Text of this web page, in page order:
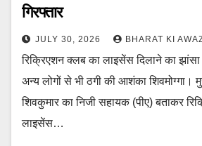
गिरफ्तार
JULY 30, 2026 BHARAT KI
रिक्रिएशन क्लब का लाइसेंस दिलाने का
अन्य लोगों से भी ठगी की आशंका शिवमोग्गा।
शिवकुमार का निजी सहायक (पीए) बताकर
लाइसेंस…